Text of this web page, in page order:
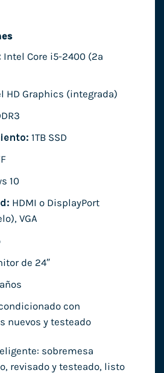
Intel Core i5-2400 (2ª
HD Graphics (integrada)
1TB SSD
10
HDMI o DisplayPort
VGA
de 24″
con
nuevos y testeado
sobremesa
revisado y testeado, listo